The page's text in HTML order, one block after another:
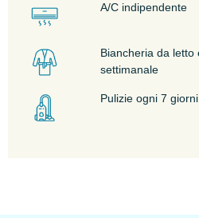
A/C indipendente
Biancheria da
settimanale
Pulizie ogni 7 giorni